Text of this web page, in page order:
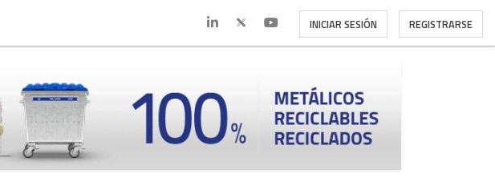
INICIAR SESIÓN REGISTRARSE